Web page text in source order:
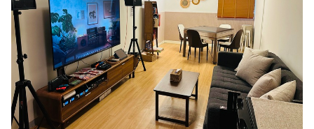
奇
樂
體
驗
手
作